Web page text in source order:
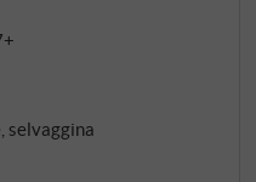
selvaggina